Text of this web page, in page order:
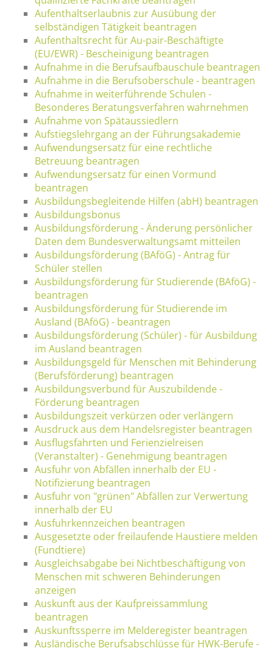
Aufenthaltserlaubnis zur Ausübung der
selbständigen Tätigkeit beantragen
Aufenthaltsrecht für Au-pair-Beschäftigte
(EU/EWR) - Bescheinigung beantragen
Aufnahme in die Berufsaufbauschule beantragen
Aufnahme in die Berufsoberschule - beantragen
Aufnahme in weiterführende Schulen -
Besonderes Beratungsverfahren wahrnehmen
Aufnahme von Spätaussiedlern
Aufstiegslehrgang an der Führungsakademie
Aufwendungsersatz für eine rechtliche
Betreuung beantragen
Aufwendungsersatz für einen Vormund
beantragen
Ausbildungsbegleitende Hilfen (abH) beantragen
Ausbildungsbonus
Ausbildungsförderung - Änderung persönlicher
Daten dem Bundesverwaltungsamt mitteilen
Ausbildungsförderung (BAföG) - Antrag für
Schüler stellen
Ausbildungsförderung für Studierende (BAföG) -
beantragen
Ausbildungsförderung für Studierende im
Ausland (BAföG) - beantragen
Ausbildungsförderung (Schüler) - für Ausbildung
im Ausland beantragen
Ausbildungsgeld für Menschen mit Behinderung
(Berufsförderung) beantragen
Ausbildungsverbund für Auszubildende -
Förderung beantragen
Ausbildungszeit verkürzen oder verlängern
Ausdruck aus dem Handelsregister beantragen
Ausflugsfahrten und Ferienzielreisen
(Veranstalter) - Genehmigung beantragen
Ausfuhr von Abfällen innerhalb der EU -
Notifizierung beantragen
Ausfuhr von "grünen" Abfällen zur Verwertung
innerhalb der EU
Ausfuhrkennzeichen beantragen
Ausgesetzte oder freilaufende Haustiere melden
(Fundtiere)
Ausgleichsabgabe bei Nichtbeschäftigung von
Menschen mit schweren Behinderungen
anzeigen
Auskunft aus der Kaufpreissammlung
beantragen
Auskunftssperre im Melderegister beantragen
Ausländische Berufsabschlüsse für HWK-Berufe -